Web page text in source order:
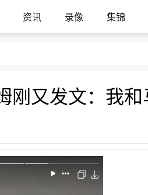
资讯 录像 集锦